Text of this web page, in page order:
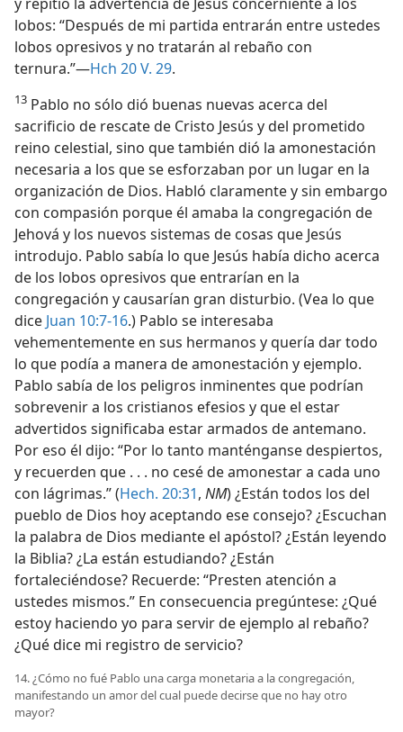
lobos: “Después de mi partida entrarán entre ustedes
lobos opresivos y no tratarán al rebaño con
ternura.”—Hch 20 V. 29.
13 Pablo no sólo dió buenas nuevas acerca del
sacrificio de rescate de Cristo Jesús y del prometido
reino celestial, sino que también dió la amonestación
necesaria a los que se esforzaban por un lugar en la
organización de Dios. Habló claramente y sin embargo
con compasión porque él amaba la congregación de
Jehová y los nuevos sistemas de cosas que Jesús
introdujo. Pablo sabía lo que Jesús había dicho acerca
de los lobos opresivos que entrarían en la
congregación y causarían gran disturbio. (Vea lo que
dice Juan 10:7-16.) Pablo se interesaba
vehementemente en sus hermanos y quería dar todo
lo que podía a manera de amonestación y ejemplo.
Pablo sabía de los peligros inminentes que podrían
sobrevenir a los cristianos efesios y que el estar
advertidos significaba estar armados de antemano.
Por eso él dijo: “Por lo tanto manténganse despiertos,
y recuerden que . . . no cesé de amonestar a cada uno
con lágrimas.” (Hech. 20:31, NM) ¿Están todos los del
pueblo de Dios hoy aceptando ese consejo? ¿Escuchan
la palabra de Dios mediante el apóstol? ¿Están leyendo
la Biblia? ¿La están estudiando? ¿Están
fortaleciéndose? Recuerde: “Presten atención a
ustedes mismos.” En consecuencia pregúntese: ¿Qué
estoy haciendo yo para servir de ejemplo al rebaño?
¿Qué dice mi registro de servicio?
14. ¿Cómo no fué Pablo una carga monetaria a la congregación,
manifestando un amor del cual puede decirse que no hay otro
mayor?